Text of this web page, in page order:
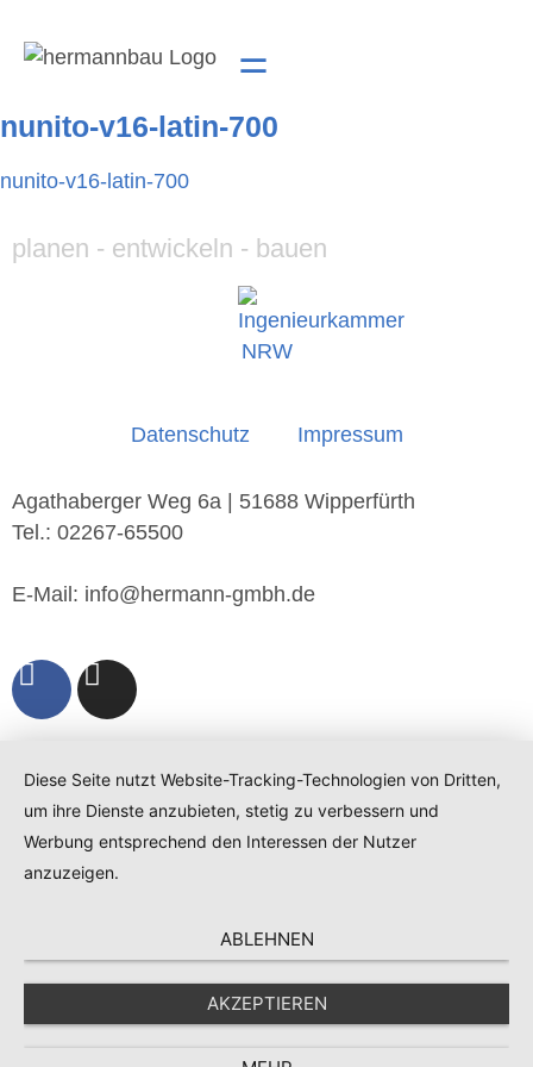
nunito-v16-latin-700
nunito-v16-latin-700
planen - entwickeln - bauen
Datenschutz Impressum
Agathaberger Weg 6a | 51688 Wipperfürth
Tel.: 02267-65500
E-Mail: info@hermann-gmbh.de
Diese Seite nutzt Website-Tracking-Technologien von Dritten,
um ihre Dienste anzubieten, stetig zu verbessern und
Werbung entsprechend den Interessen der Nutzer
anzuzeigen.
ABLEHNEN
AKZEPTIEREN